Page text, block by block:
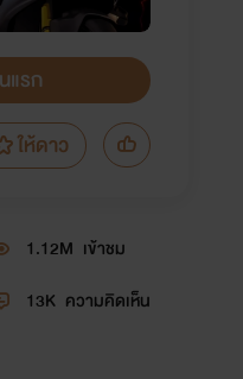
แรก
ให้ดาว
1.12M เข้าชม
13K ความคิดเห็น